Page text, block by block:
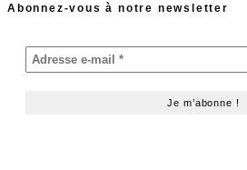
Abonnez-vous à notre newsletter